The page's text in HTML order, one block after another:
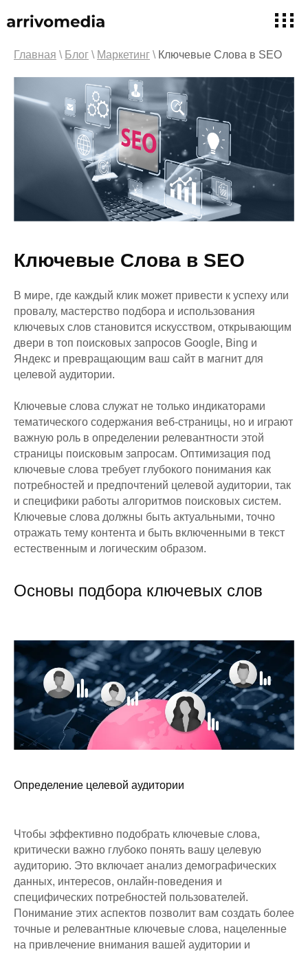
Главная \ Блог \ Маркетинг \ Ключевые Слова в SEO
Ключевые Слова в SEO
В мире, где каждый клик может привести к успеху или
провалу, мастерство подбора и использования
ключевых слов становится искусством, открывающим
двери в топ поисковых запросов Google, Bing и
Яндекс и превращающим ваш сайт в магнит для
целевой аудитории.
Ключевые слова служат не только индикаторами
тематического содержания веб-страницы, но и играют
важную роль в определении релевантности этой
страницы поисковым запросам. Оптимизация под
ключевые слова требует глубокого понимания как
потребностей и предпочтений целевой аудитории, так
и специфики работы алгоритмов поисковых систем.
Ключевые слова должны быть актуальными, точно
отражать тему контента и быть включенными в текст
естественным и логическим образом.
Основы подбора ключевых слов
Определение целевой аудитории
Чтобы эффективно подобрать ключевые слова,
критически важно глубоко понять вашу целевую
аудиторию. Это включает анализ демографических
данных, интересов, онлайн-поведения и
специфических потребностей пользователей.
Понимание этих аспектов позволит вам создать более
точные и релевантные ключевые слова, нацеленные
на привлечение внимания вашей аудитории и